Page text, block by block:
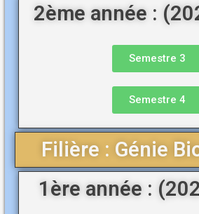
2ème année :
Semestre 3
Semestre 4
Filière : Génie
1ère année :